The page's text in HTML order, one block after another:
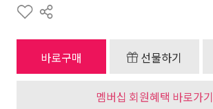
바로구매 선물하기
멤버십 회원혜택 바로가기